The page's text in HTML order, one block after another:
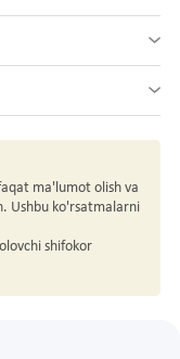
ma'lumot olish va
Ushbu ko'rsatmalarni
shifokor